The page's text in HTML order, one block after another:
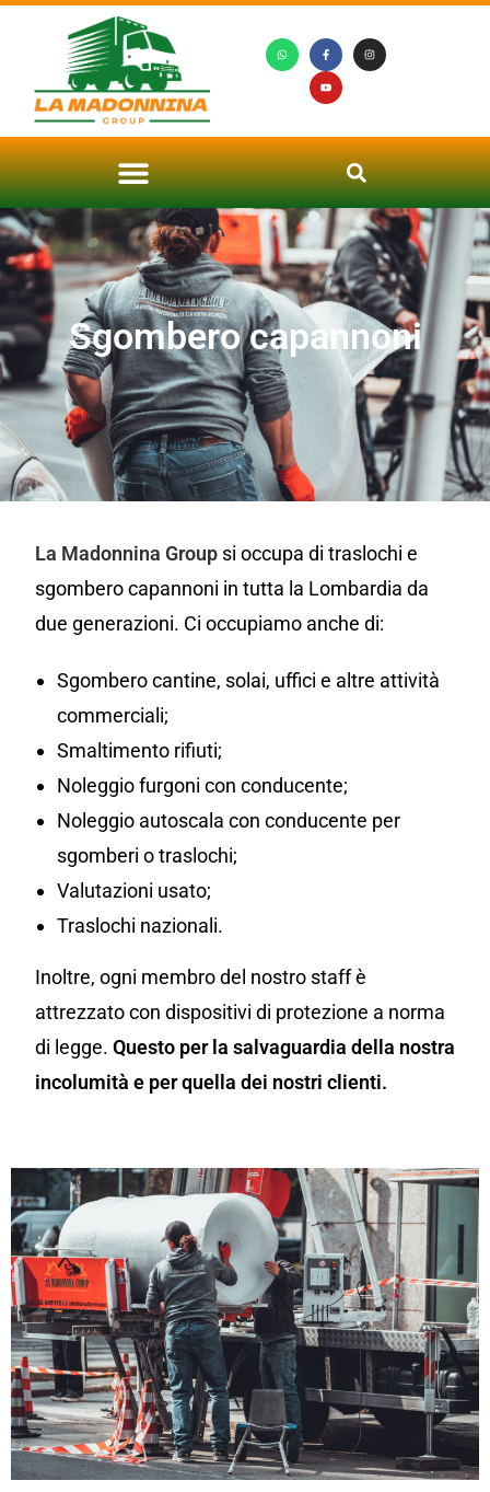
Sgombero capannoni
La Madonnina Group si occupa di traslochi e
sgombero capannoni in tutta la Lombardia da
due generazioni. Ci occupiamo anche di:
Sgombero cantine, solai, uffici e altre attività
commerciali;
Smaltimento rifiuti;
Noleggio furgoni con conducente;
Noleggio autoscala con conducente per
sgomberi o traslochi;
Valutazioni usato;
Traslochi nazionali.
Inoltre, ogni membro del nostro staff è
attrezzato con dispositivi di protezione a norma
di legge. Questo per la salvaguardia della nostra
incolumità e per quella dei nostri clienti.